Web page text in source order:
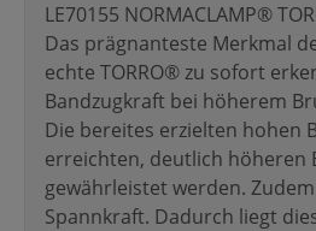
LE70155 NORMACLAMP®
Das prägnanteste Merkmal
echte TORRO® zu sofort
Bandzugkraft bei höherem
Die bereites erzielten hohen
erreichten, deutlich höheren
gewährleistet werden.
Spannkraft. Dadurch liegt